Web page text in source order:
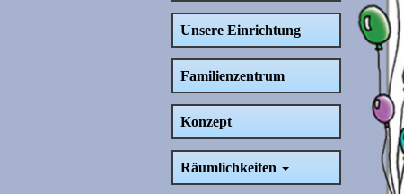
Unsere Einrichtung
Familienzentrum
Konzept
Räumlichkeiten